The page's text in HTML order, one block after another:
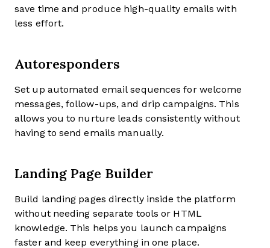
save time and produce high-quality emails with
less effort.
Autoresponders
Set up automated email sequences for welcome
messages, follow-ups, and drip campaigns. This
allows you to nurture leads consistently without
having to send emails manually.
Landing Page Builder
Build landing pages directly inside the platform
without needing separate tools or HTML
knowledge. This helps you launch campaigns
faster and keep everything in one place.